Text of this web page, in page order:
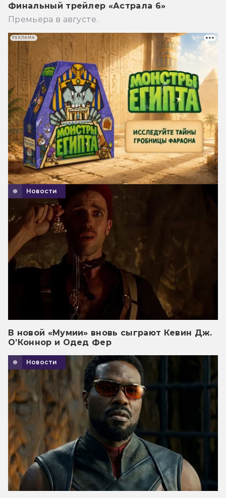
Финальный трейлер «Астрала 6»
Премьера в августе.
Новости
В новой «Мумии» вновь сыграют Кевин Дж.
О’Коннор и Одед Фер
Новости
РЕКЛАМА